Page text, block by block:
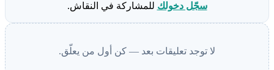
سجّل دخولك للمشاركة في النقاش.
لا توجد تعليقات بعد — كن أول من يعلّق.